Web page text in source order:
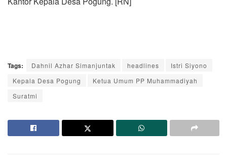
Tags: Dahnil Azhar Simanjuntak headlines
Istri Siyono
Kepala Desa Pogung
Ketua Umum PP Muhammadiyah
Suratmi